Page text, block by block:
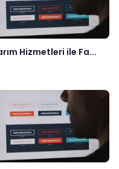
Hizmetleri ile Fa...